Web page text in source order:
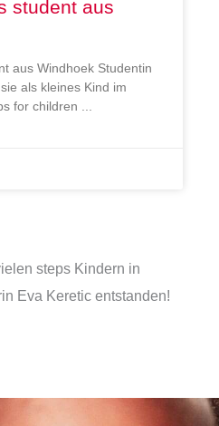
student aus
aus Windhoek Studentin
als kleines Kind im
for children
steps Kindern in
Eva Keretic entstanden!